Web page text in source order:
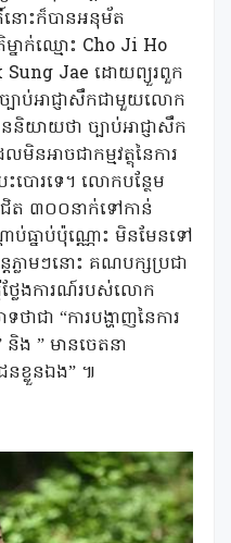
ោះក៏បានអនុម័ត
ាក់ឈ្មោះ Cho Ji Ho
Sung Jae ដោយព្យួរពួក
ច្បាប់អាជ្ញាសឹកជាមួយលោក
យាយថា ច្បាប់អាជ្ញាសឹក
នអាចជាកម្មវត្ថុនៃការ
ះបោរទេ។ លោកបន្ថែម
ជិត ៣០០នាក់ទៅកាន់
ាប់ធ្នាប់ប៉ុណ្ណោះ មិនមែនទៅ
ភ្លាមៗនោះ គណបក្សប្រជា
លែងការណ៍របស់លោក
ជា “ការបង្ហាញនៃការ
ង ” មានចេតនា
នខ្លួនឯង” ៕